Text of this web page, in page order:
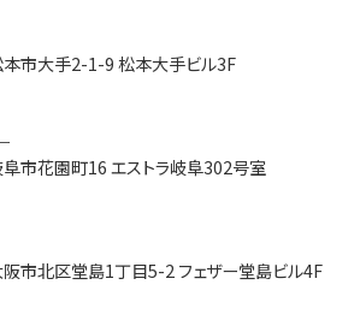
市大手2-1-9 松本大手ビル3F
市花園町16 エストラ岐阜302号室
市北区堂島1丁目5-2 フェザー堂島ビル4F